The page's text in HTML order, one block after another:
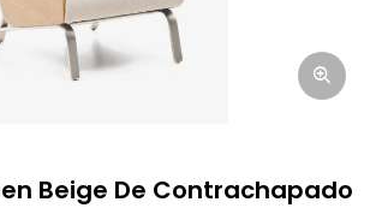
Beige De Contrachapado